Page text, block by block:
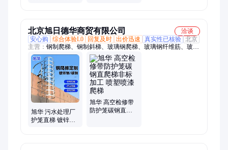
北京旭日德华商贸有限公司
洽谈
安心购
综合体验L0 回复及时 出价迅速 真实性已核验 北京
主营： 钢制爬梯、钢制斜梯、玻璃钢爬梯、玻璃钢纤维筋、玻璃
钢纤维网片、玻璃钢拉挤型材
旭华 污水处理厂
护笼直梯 镀锌钢
旭华 高空检修带
防护笼碳钢直爬